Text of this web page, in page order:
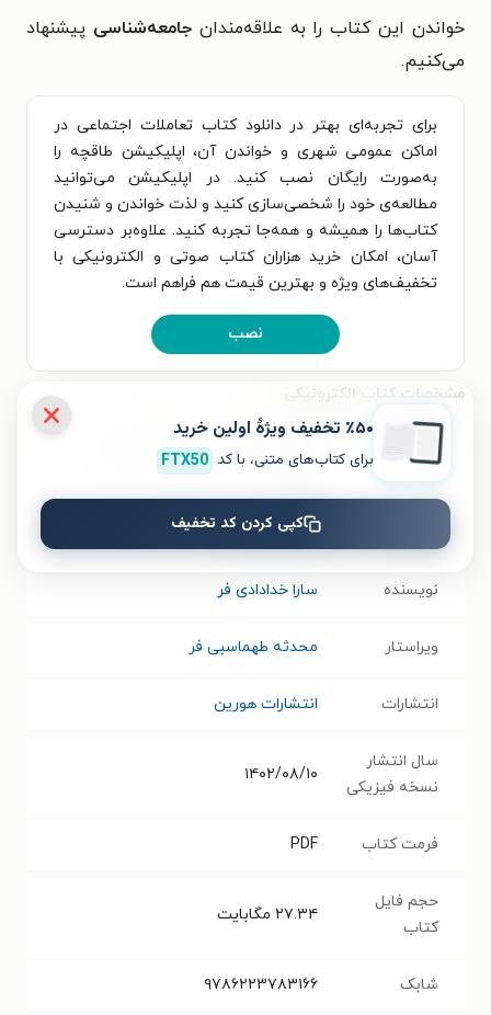
خواندن این کتاب را به علاقه‌مندانجامعه‌شناسی پیشنهاد
می‌کنیم.
برای تجربه‌ای بهتر در دانلود کتاب تعاملات اجتماعی در
اماکن عمومی شهری و خواندن آن، اپلیکیشن طاقچه را
به‌صورت رایگان نصب کنید. در اپلیکیشن می‌توانید
مطالعه‌ی خود را شخصی‌سازی کنید و لذت خواندن و شنیدن
کتاب‌ها را همیشه و همه‌جا تجربه کنید. علاوه‌بر دسترسی
آسان، امکان خرید هزاران کتاب صوتی و الکترونیکی با
تخفیف‌های ویژه و بهترین قیمت هم فراهم است.
نصب
مشخصات کتاب الکترونیکی
نام کتاب
تعاملات اجتماعی در اماکن عمومی
جامعه‌شناسی
نویسنده سارا خدادادی فر
ویراستار محدثه طهماسبی فر
انتشارات انتشارات هورین
سال انتشار
نسخه فیزیکی
۱۴۰۲/۰۸/۱۰
فرمت کتاب PDF
حجم فایل
کتاب
۲۷.۳۴ مگابایت
شابک ۹۷۸۶۲۲۳۷۸۳۱۶۶
٪۵۰ تخفیف ویژۀ اولین خرید
برای کتاب‌های متنی، با کد FTX50
کپی کردن کد تخفیف